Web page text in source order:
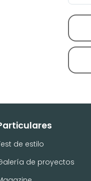
de estilo
de proyectos